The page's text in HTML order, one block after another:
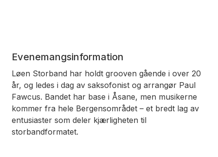
Evenemangsinformation
Løen Storband har holdt grooven gående i over 20
år, og ledes i dag av saksofonist og arrangør Paul
Fawcus. Bandet har base i Åsane, men musikerne
kommer fra hele Bergensområdet – et bredt lag av
entusiaster som deler kjærligheten til
storbandformatet.